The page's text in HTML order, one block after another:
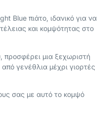
Blue πιάτο, ιδανικό για να
και κομψότητας στο
μια ξεχωριστή
γενέθλια μέχρι γιορτές
σας με αυτό το κομψό